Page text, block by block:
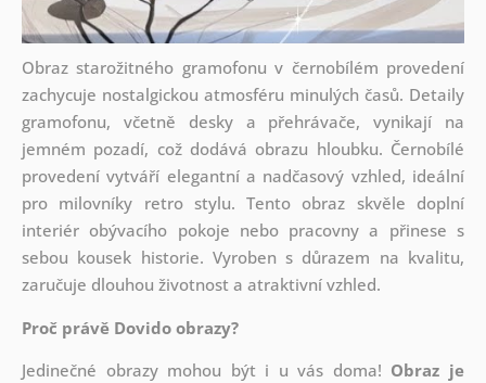
Obraz starožitného gramofonu v černobílém provedení
zachycuje nostalgickou atmosféru minulých časů. Detaily
gramofonu, včetně desky a přehrávače, vynikají na
jemném pozadí, což dodává obrazu hloubku. Černobílé
provedení vytváří elegantní a nadčasový vzhled, ideální
pro milovníky retro stylu. Tento obraz skvěle doplní
interiér obývacího pokoje nebo pracovny a přinese s
sebou kousek historie. Vyroben s důrazem na kvalitu,
zaručuje dlouhou životnost a atraktivní vzhled.
Proč právě Dovido obrazy?
Jedinečné obrazy mohou být i u vás doma! Obraz je